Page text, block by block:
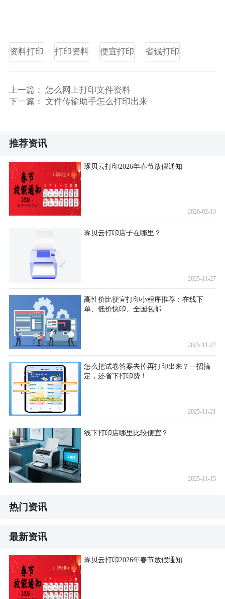
资料打印 打印资料 便宜打印 省钱打印
上一篇： 怎么网上打印文件资料
下一篇： 文件传输助手怎么打印出来
推荐资讯
琢贝云打印2026年春节放假通知
2026-02-13
琢贝云打印店子在哪里？
2025-11-27
高性价比便宜打印小程序推荐：在线下
单、低价快印、全国包邮
2025-11-27
怎么把试卷答案去掉再打印出来？一招搞
定，还省下打印费！
2025-11-21
线下打印店哪里比较便宜？
2025-11-15
热门资讯
最新资讯
琢贝云打印2026年春节放假通知